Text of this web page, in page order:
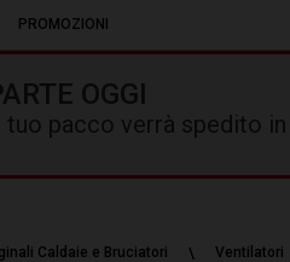
PROMOZIONI
OGGI
tuo pacco verrà spedito
Caldaie e Bruciatori Ventilatori